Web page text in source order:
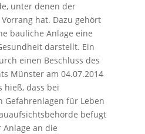
unter denen der
hat. Dazu gehört
bauliche Anlage eine
darstellt. Ein
einen Beschluss des
Münster am 04.07.2014
hieß, dass bei
für Leben
befugt
Anlage an die